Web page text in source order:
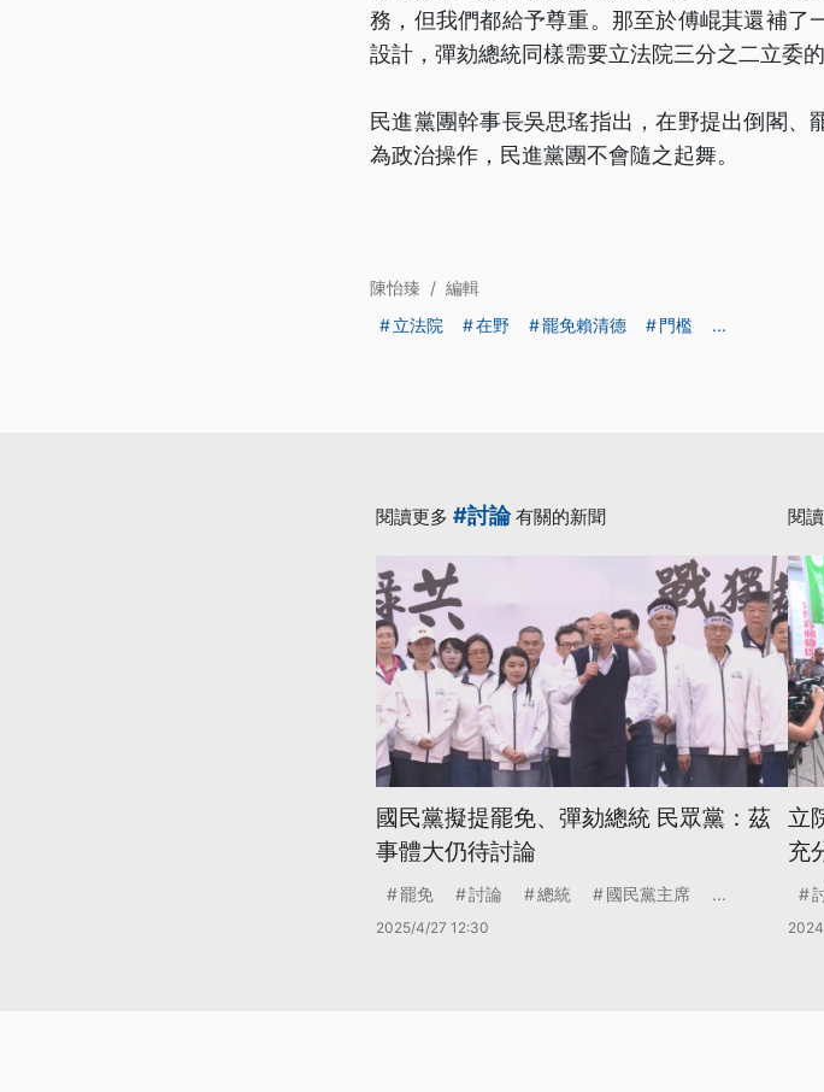
務，但我們都給予尊重。那至於傅崐萁還補了
設計，彈劾總統同樣需要立法院三分之二立委
民進黨團幹事長吳思瑤指出，在野提出倒閣
為政治操作，民進黨團不會隨之起舞。
陳怡臻 / 編輯
立法院
在野 罷免賴清德 門檻 ...
閱讀更多 #討論有關的新聞
國民黨擬提罷免、彈劾總統 民眾黨：茲
事體大仍待討論
罷免 討論 總統 國民黨主席 ...
2025/4/27 12:30
閱
立
充